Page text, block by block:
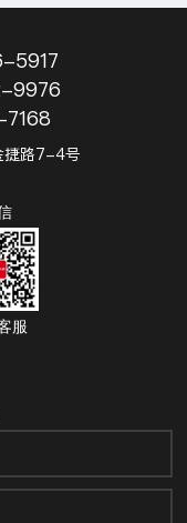
5917
9976
捷路7-4号
服